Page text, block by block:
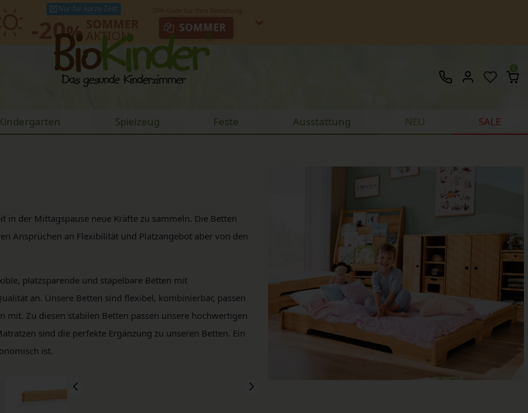
Nur für kurze Zeit!
-20% AKTION
SOMMER
0
Spielzeug Feste Ausstattung NEU SALE
der Mittagspause neue Kräfte zu sammeln. Die Betten
Ansprüchen an Flexibilität und Platzangebot aber von den
platzsparende und stapelbare Betten mit
an. Unsere Betten sind flexibel, kombinierbar, passen
mit. Zu diesen stabilen Betten passen unsere hochwertigen
sind die perfekte Ergänzung zu unseren Betten. Ein
ist.